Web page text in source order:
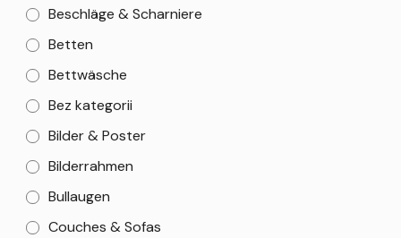
Beschläge & Scharniere
Betten
Bettwäsche
Bez kategorii
Bilder & Poster
Bilderrahmen
Bullaugen
Couches & Sofas